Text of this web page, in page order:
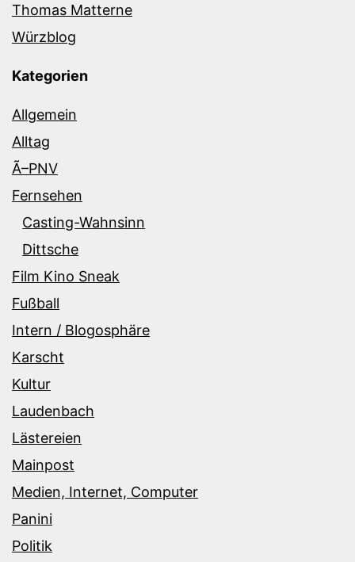
Thomas Matterne
Würzblog
Kategorien
Allgemein
Alltag
Ã–PNV
Fernsehen
Casting-Wahnsinn
Dittsche
Film Kino Sneak
Fußball
Intern / Blogosphäre
Karscht
Kultur
Laudenbach
Lästereien
Mainpost
Medien, Internet, Computer
Panini
Politik